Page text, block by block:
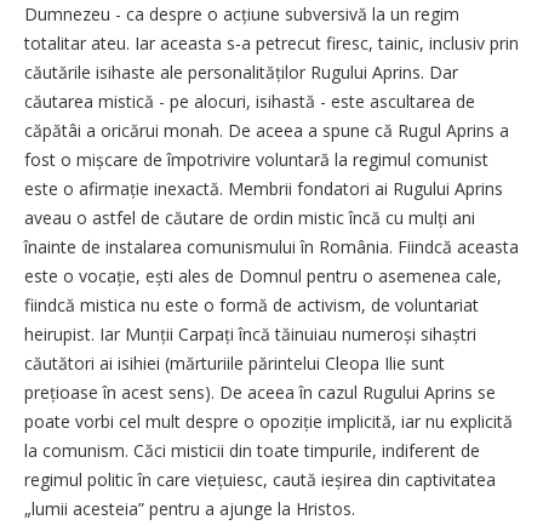
Dumnezeu - ca despre o acțiune subversivă la un regim
totalitar ateu. Iar aceasta s-a petrecut firesc, tainic, inclusiv prin
căutările isihaste ale personalităților Rugului Aprins. Dar
căutarea mistică - pe alocuri, isihastă - este ascultarea de
căpătâi a oricărui monah. De aceea a spune că Rugul Aprins a
fost o mișcare de împotrivire voluntară la regimul comunist
este o afirmație inexactă. Membrii fondatori ai Rugului Aprins
aveau o astfel de căutare de ordin mistic încă cu mulți ani
înainte de instalarea comunismului în România. Fiindcă aceasta
este o vocație, ești ales de Domnul pentru o asemenea cale,
fiindcă mistica nu este o formă de activism, de voluntariat
heirupist. Iar Munții Carpați încă tăinuiau numeroși sihaștri
căutători ai isihiei (mărturiile părintelui Cleopa Ilie sunt
prețioase în acest sens). De aceea în cazul Rugului Aprins se
poate vorbi cel mult despre o opoziție implicită, iar nu explicită
la comunism. Căci misticii din toate timpurile, indiferent de
regimul politic în care viețuiesc, caută ieșirea din captivitatea
„lumii acesteia” pentru a ajunge la Hristos.